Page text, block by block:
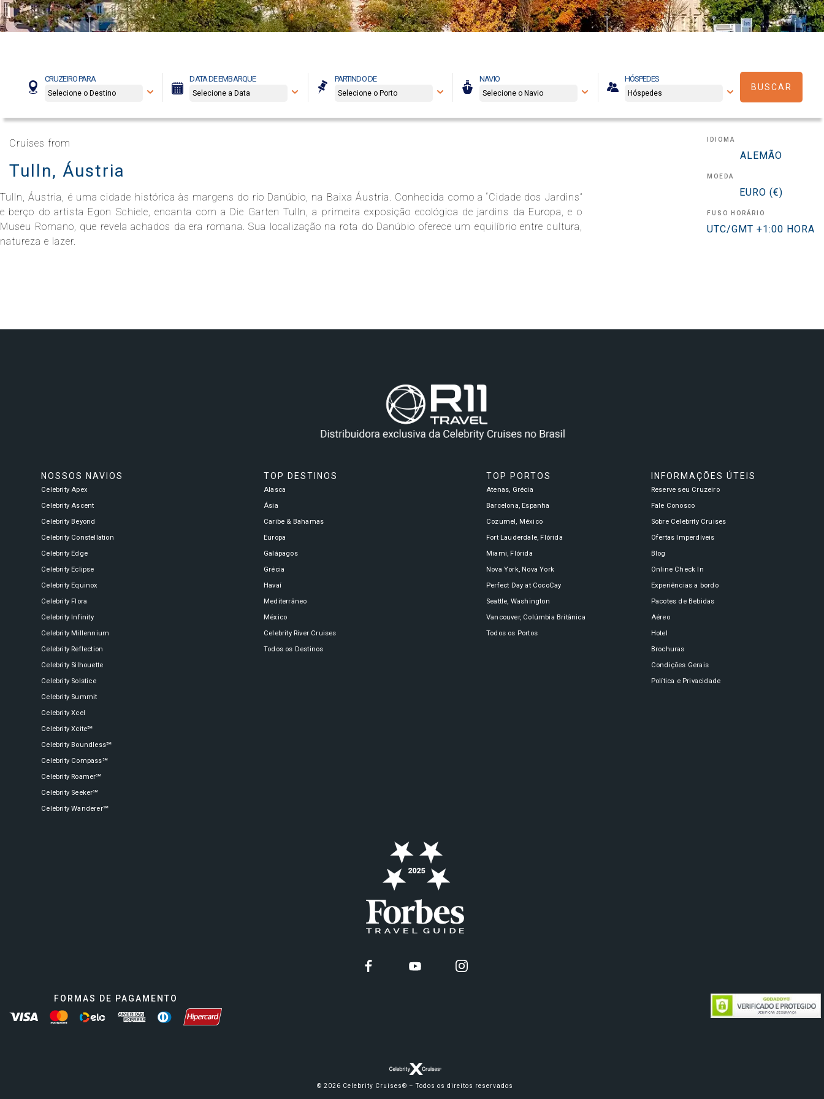
Boundless℠
Constellation®
Eclipse®
Edge®
Roamer℠
Seeker℠
Silhouette®
Solstice®
Summit®
XCel℠
Xcite℠
e Fitness
Day at CocoCay
CRUZEIRO PARA DATA DE EMBARQUE PARTINDO DE NAVIO HÓSPEDES
BUSCAR
Cruises from
Tulln, Áustria
Tulln, Áustria, é uma cidade histórica às margens do rio Danúbio, na Baixa Áustria. Conhecida como a “Cidade dos Jardins”
e berço do artista Egon Schiele, encanta com a Die Garten Tulln, a primeira exposição ecológica de jardins da Europa, e o
Museu Romano, que revela achados da era romana. Sua localização na rota do Danúbio oferece um equilíbrio entre cultura,
natureza e lazer.
IDIOMA
ALEMÃO
MOEDA
EURO (€)
FUSO HORÁRIO
UTC/GMT +1:00 HORA
NOSSOS NAVIOS
Celebrity Apex
Celebrity Ascent
Celebrity Beyond
Celebrity Constellation
Celebrity Edge
Celebrity Eclipse
Celebrity Equinox
Celebrity Flora
Celebrity Infinity
Celebrity Millennium
Celebrity Reflection
Celebrity Silhouette
Celebrity Solstice
Celebrity Summit
Celebrity Xcel
Celebrity Xcite℠
Celebrity Boundless℠
Celebrity Compass℠
Celebrity Roamer℠
Celebrity Seeker℠
Celebrity Wanderer℠
TOP DESTINOS
Alasca
Ásia
Caribe & Bahamas
Europa
Galápagos
Grécia
Havaí
Mediterrâneo
México
Celebrity River Cruises
Todos os Destinos
TOP PORTOS
Atenas, Grécia
Barcelona, Espanha
Cozumel, México
Fort Lauderdale, Flórida
Miami, Flórida
Nova York, Nova York
Perfect Day at CocoCay
Seattle, Washington
Vancouver, Colúmbia Britânica
Todos os Portos
INFORMAÇÕES ÚTEIS
Reserve seu Cruzeiro
Fale Conosco
Sobre Celebrity Cruises
Ofertas Imperdíveis
Blog
Online Check In
Experiências a bordo
Pacotes de Bebidas
Aéreo
Hotel
Brochuras
Condições Gerais
Política e Privacidade
FORMAS DE PAGAMENTO
© 2026 Celebrity Cruises® – Todos os direitos reservados